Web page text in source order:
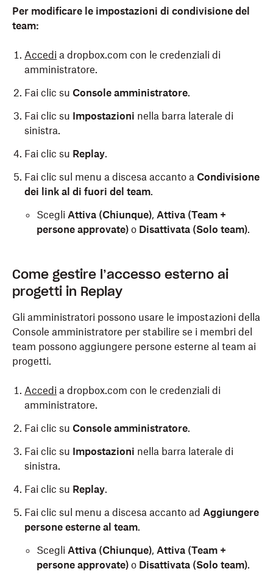
Per modificare le impostazioni di condivisione del
team:
Accedi a dropbox.com con le credenziali di
amministratore.
Fai clic su Console amministratore.
Fai clic su Impostazioni nella barra laterale di
sinistra.
Fai clic su Replay.
Fai clic sul menu a discesa accanto a Condivisione
dei link al di fuori del team.
Scegli Attiva (Chiunque), Attiva (Team +
persone approvate) o Disattivata (Solo team).
Come gestire l’accesso esterno ai
progetti in Replay
Gli amministratori possono usare le impostazioni della
Console amministratore per stabilire se i membri del
team possono aggiungere persone esterne al team ai
progetti.
Accedi a dropbox.com con le credenziali di
amministratore.
Fai clic su Console amministratore.
Fai clic su Impostazioni nella barra laterale di
sinistra.
Fai clic su Replay.
Fai clic sul menu a discesa accanto ad Aggiungere
persone esterne al team.
Scegli Attiva (Chiunque), Attiva (Team +
persone approvate) o Disattivata (Solo team).